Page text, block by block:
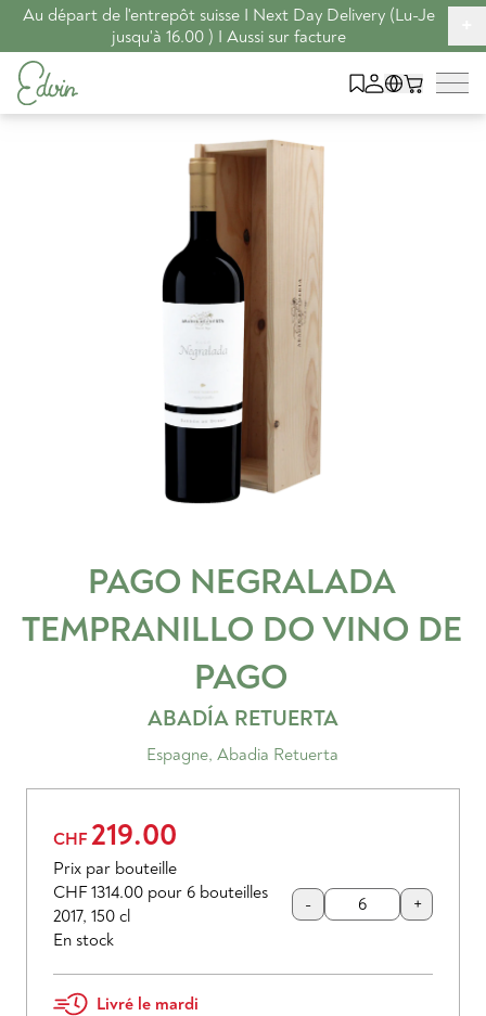
Au départ de l'entrepôt suisse I Next Day Delivery (Lu-Je
jusqu'à 16.00 ) I Aussi sur facture
PAGO NEGRALADA
TEMPRANILLO DO VINO DE
PAGO
ABADÍA RETUERTA
Espagne, Abadia Retuerta
CHF 219.00
Prix par bouteille
CHF 1314.00 pour 6 bouteilles
2017, 150 cl
En stock
- +
Livré le mardi